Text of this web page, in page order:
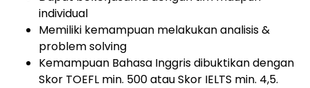
individual
Memiliki kemampuan melakukan analisis &
problem solving
Kemampuan Bahasa Inggris dibuktikan dengan
Skor TOEFL min. 500 atau Skor IELTS min. 4,5.